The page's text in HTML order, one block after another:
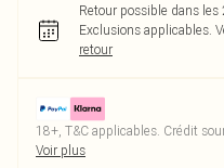
Retour possible dans les
Exclusions applicables.
retour
18+, T&C applicables. Crédit
Voir plus